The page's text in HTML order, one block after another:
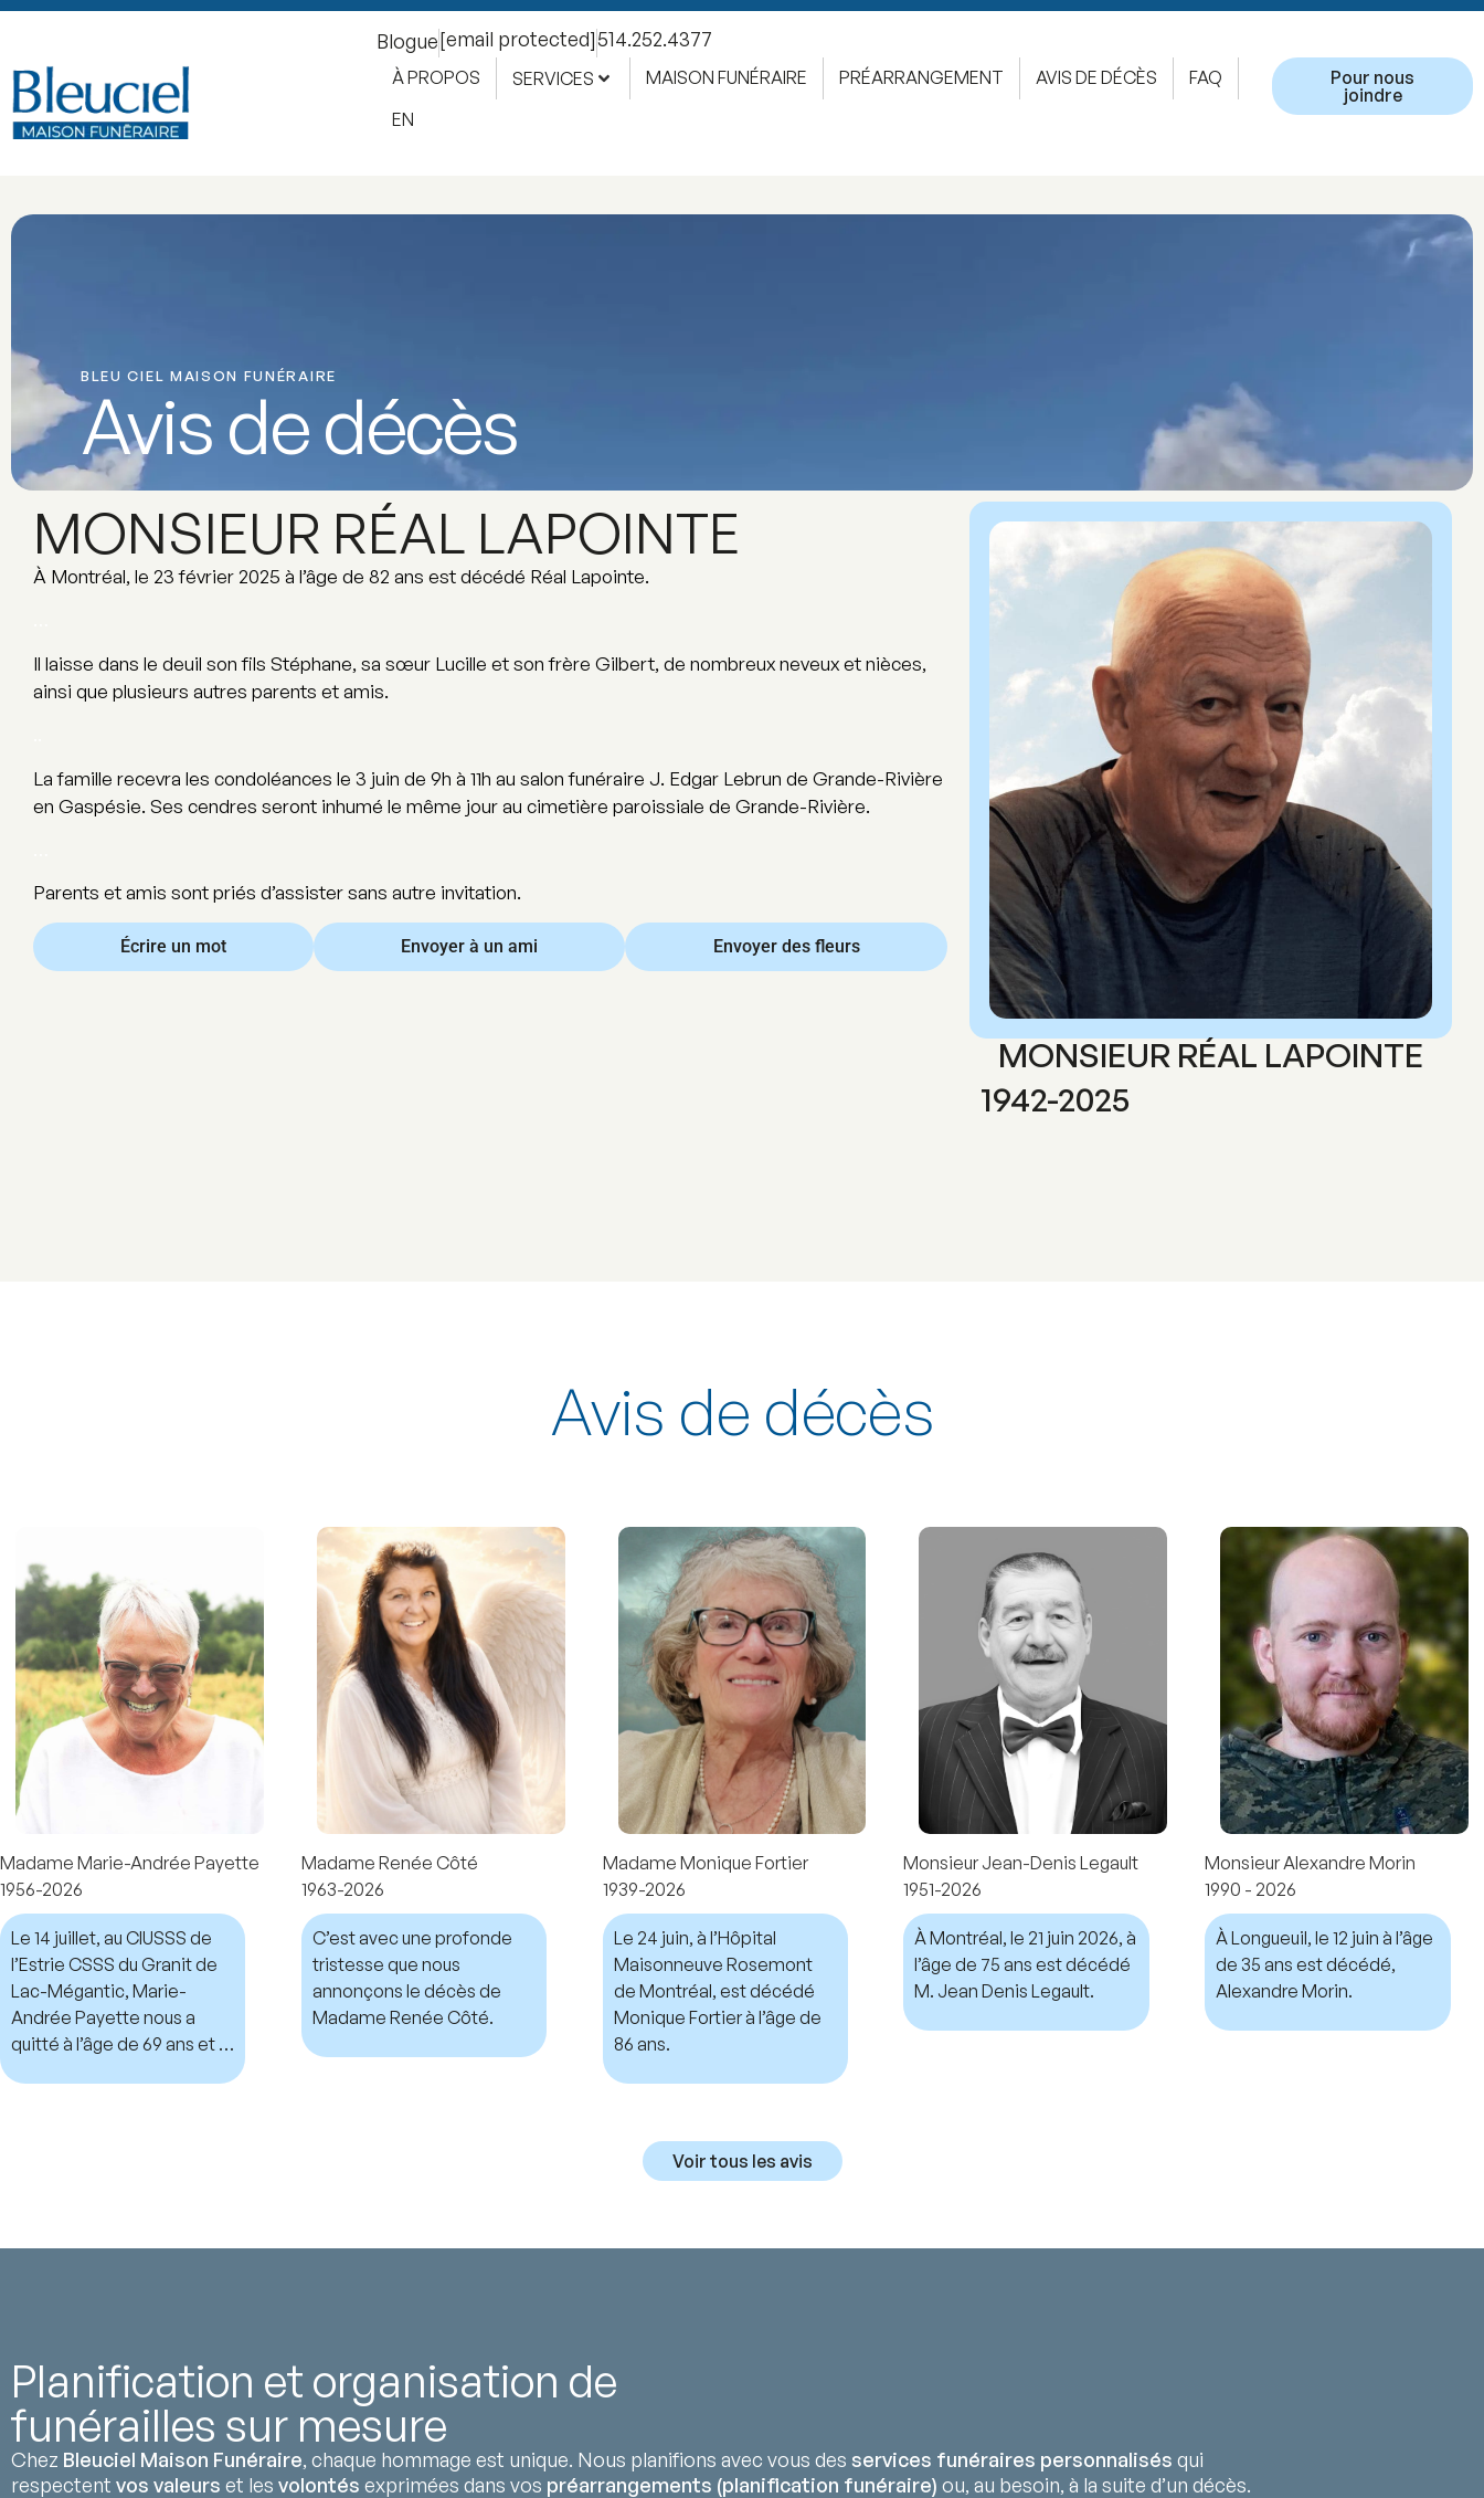
Blogue[email protected]514.252.4377
À PROPOS SERVICES MAISON FUNÉRAIRE PRÉARRANGEMENT AVIS DE DÉCÈS
FAQ
EN
Pour nous
joindre
BLEU CIEL MAISON FUNÉRAIRE
Avis de décès
MONSIEUR RÉAL LAPOINTE
À Montréal, le 23 février 2025 à l’âge de 82 ans est décédé Réal Lapointe.
Il laisse dans le deuil son fils Stéphane, sa sœur Lucille et son frère Gilbert, de nombreux neveux et nièces,
ainsi que plusieurs autres parents et amis.
La famille recevra les condoléances le 3 juin de 9h à 11h au salon funéraire J. Edgar Lebrun de Grande-Rivière
en Gaspésie. Ses cendres seront inhumé le même jour au cimetière paroissiale de Grande-Rivière.
Parents et amis sont priés d’assister sans autre invitation.
Écrire un mot Envoyer à un ami Envoyer des fleurs
MONSIEUR RÉAL LAPOINTE
1942-2025
Avis de décès
Madame Marie-Andrée Payette
1956-2026
Le 14 juillet, au CIUSSS de
l’Estrie CSSS du Granit de
Lac-Mégantic, Marie-
Andrée Payette nous a
quitté à l’âge de 69 ans et 7
Madame Renée Côté
1963-2026
C’est avec une profonde
tristesse que nous
annonçons le décès de
Madame Renée Côté.
Madame Monique Fortier
1939-2026
Le 24 juin, à l’Hôpital
Maisonneuve Rosemont
de Montréal, est décédé
Monique Fortier à l’âge de
86 ans.
Monsieur Jean-Denis Legault
1951-2026
À Montréal, le 21 juin 2026, à
l’âge de 75 ans est décédé
M. Jean Denis Legault.
Monsieur Alexandre Morin
1990 - 2026
À Longueuil, le 12 juin à l’âge
de 35 ans est décédé,
Alexandre Morin.
Voir tous les avis
Planification et organisation de
funérailles sur mesure
Chez Bleuciel Maison Funéraire, chaque hommage est unique. Nous planifions avec vous des services funéraires personnalisés qui
respectent vos valeurs et les volontés exprimées dans vos préarrangements (planification funéraire) ou, au besoin, à la suite d’un décès.